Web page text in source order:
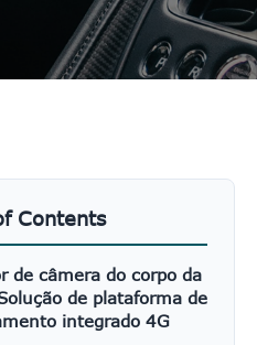
Contents
de câmera do corpo da
de plataforma de
integrado 4G